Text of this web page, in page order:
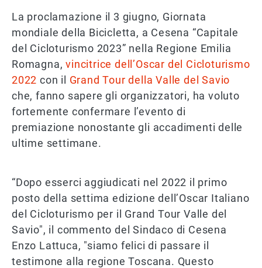
La proclamazione il 3 giugno, Giornata
mondiale della Bicicletta, a Cesena “Capitale
del Cicloturismo 2023” nella Regione Emilia
Romagna,vincitrice dell’Oscar del Cicloturismo
2022 con il Grand Tour della Valle del Savio
che, fanno sapere gli organizzatori, ha voluto
fortemente confermare l’evento di
premiazione nonostante gli accadimenti delle
ultime settimane.
“Dopo esserci aggiudicati nel 2022 il primo
posto della settima edizione dell’Oscar Italiano
del Cicloturismo per il Grand Tour Valle del
Savio", il commento del Sindaco di Cesena
Enzo Lattuca, "siamo felici di passare il
testimone alla regione Toscana. Questo